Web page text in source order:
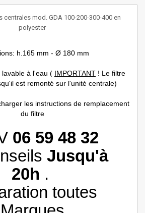
centrales mod. GDA 100-200-300-400 en
polyester
h.165 mm - Ø 180 mm
lavable à l'eau ( IMPORTANT ! Le filtre
est remonté sur l'unité centrale)
les instructions de remplacement
du filtre
06 59 48 32
Jusqu'à
20h .
toutes